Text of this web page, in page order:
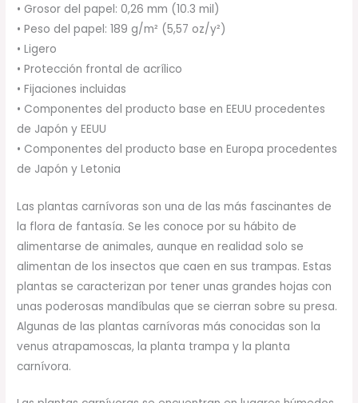
• Grosor del papel: 0,26 mm (10.3 mil)
• Peso del papel: 189 g/m² (5,57 oz/y²)
• Ligero
• Protección frontal de acrílico
• Fijaciones incluidas
• Componentes del producto base en EEUU procedentes
de Japón y EEUU
• Componentes del producto base en Europa procedentes
de Japón y Letonia
Las plantas carnívoras son una de las más fascinantes de
la flora de fantasía. Se les conoce por su hábito de
alimentarse de animales, aunque en realidad solo se
alimentan de los insectos que caen en sus trampas. Estas
plantas se caracterizan por tener unas grandes hojas con
unas poderosas mandíbulas que se cierran sobre su presa.
Algunas de las plantas carnívoras más conocidas son la
venus atrapamoscas, la planta trampa y la planta
carnívora.